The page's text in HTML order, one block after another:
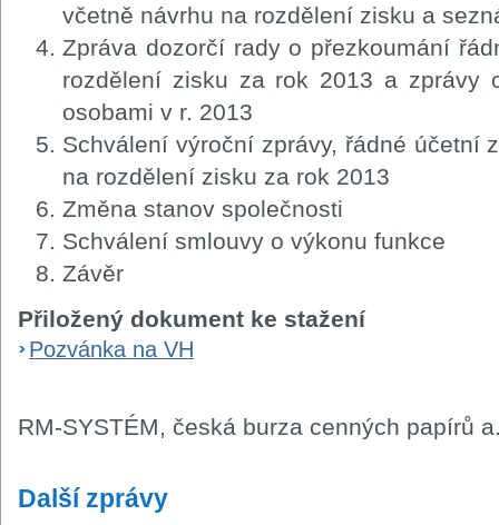
včetně návrhu na rozdělení zisku a
Zpráva dozorčí rady o přezkoumání
rozdělení zisku za rok 2013 a zprávy
osobami v r. 2013
Schválení výroční zprávy, řádné účetní
na rozdělení zisku za rok 2013
Změna stanov společnosti
Schválení smlouvy o výkonu funkce
Závěr
Přiložený dokument ke stažení
Pozvánka na VH
RM-SYSTÉM, česká burza cenných papírů
Další zprávy